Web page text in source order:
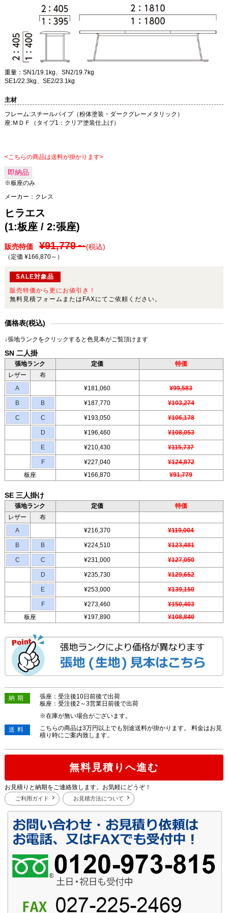
重量：SN1/19.1kg、SN2/19.7kg
SE1/22.3kg、SE2/23.1kg
主材
フレーム:スチールパイプ（粉体塗装・ダークグレーメタリック）
座:ＭＤＦ（タイプ1：クリア塗装仕上げ）
<こちらの商品は送料が掛かります>
即納品
※板座のみ
メーカー： クレス
ヒラエス
(1:板座 / 2:張座)
販売特価 ¥91,779～(税込)
（定価 ¥166,870～ ）
SALE対象品
販売特価から更にお値引き！
無料見積フォームまたはFAXにてご依頼ください。
価格表(税込)
↓張地ランクをクリックすると色見本がご覧頂けます
SN 二人掛
張地ランク 定価
特価
レザー
布
A
¥181,060 ¥99,583
B B ¥187,770 ¥103,274
C C ¥193,050 ¥106,178
D ¥196,460 ¥108,053
E ¥210,430 ¥115,737
F ¥227,040
¥124,872
板座
¥166,870 ¥91,779
SE 三人掛け
張地ランク 定価
特価
レザー
布
A
¥216,370 ¥119,004
B B ¥224,510 ¥123,481
C C ¥231,000 ¥127,050
D ¥235,730 ¥129,652
E ¥253,000 ¥139,150
F ¥273,460
¥150,403
板座
¥197,890 ¥108,840
納期
張座：受注後10日前後で出荷
板座：受注後2～3営業日前後で出荷
※在庫が無い場合がございます。
送料
こちらの商品は3万円以上でも別途送料が掛かります。 料金はお見
積り時にご案内致します。
無料見積りへ進む
お見積りと納期をご連絡致します。お気軽にどうぞ！
ご利用ガイド お見積方法について